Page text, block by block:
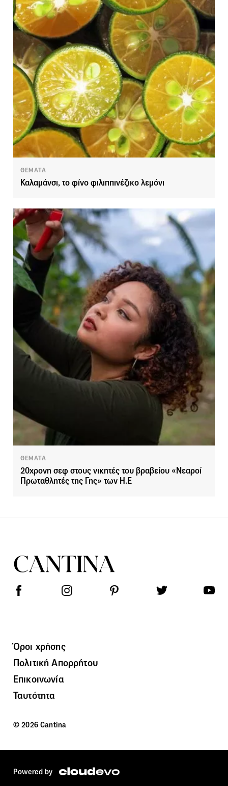
ΘΕΜΑΤΑ
Καλαμάνσι, το φίνο φιλιππινέζικο λεμόνι
ΘΕΜΑΤΑ
20χρονη σεφ στους νικητές του βραβείου «Νεαροί
Πρωταθλητές της Γης» των Η.Ε
Όροι χρήσης
Πολιτική Απορρήτου
Επικοινωνία
Ταυτότητα
© 2026 Cantina
Powered by